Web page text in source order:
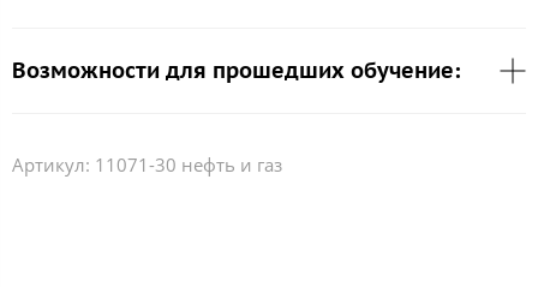
Возможности для прошедших обучение:
Артикул: 11071-30 нефть и газ